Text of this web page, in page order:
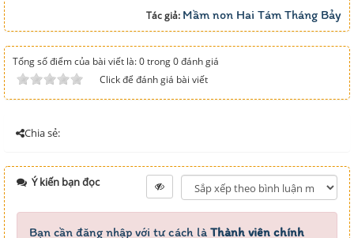
Tác giả: Mầm non Hai Tám Tháng Bảy
Tổng số điểm của bài viết là: 0 trong 0 đánh giá
Click để đánh giá bài viết
Chia sẻ:
Ý kiến bạn đọc
Bạn cần đăng nhập với tư cách là Thành viên chính